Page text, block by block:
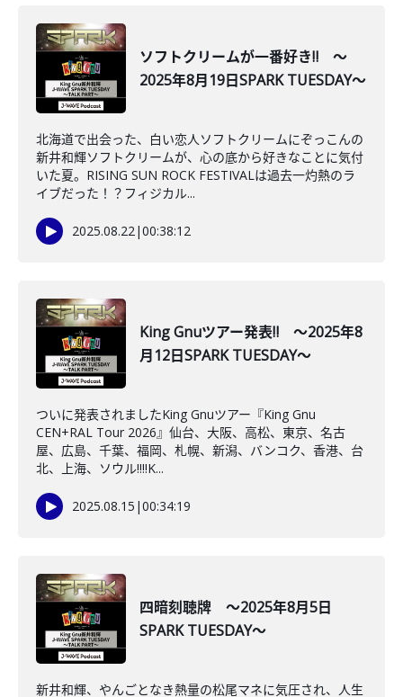
ソフトクリームが一番好き‼ ～
2025年8月19日SPARK TUESDAY～
北海道で出会った、白い恋人ソフトクリームにぞっこんの
新井和輝ソフトクリームが、心の底から好きなことに気付
いた夏。RISING SUN ROCK FESTIVALは過去一灼熱のラ
イブだった！？フィジカル...
2025.08.22|00:38:12
King Gnuツアー発表‼ ～2025年8
月12日SPARK TUESDAY～
ついに発表されましたKing Gnuツアー『King Gnu
CEN+RAL Tour 2026』仙台、大阪、高松、東京、名古
屋、広島、千葉、福岡、札幌、新潟、バンコク、香港、台
北、上海、ソウル‼‼K...
2025.08.15 |00:34:19
四暗刻聴牌 ～2025年8月5日
SPARK TUESDAY～
新井和輝、やんごとなき熱量の松尾マネに気圧され、人生